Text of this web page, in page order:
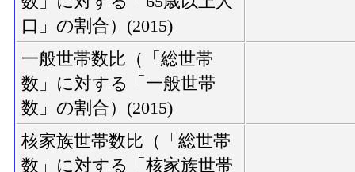
口」の割合）(2015)
一般世帯数比（「総世帯
数」に対する「一般世帯
数」の割合）(2015)
核家族世帯数比（「総世帯
数」に対する「核家族世帯